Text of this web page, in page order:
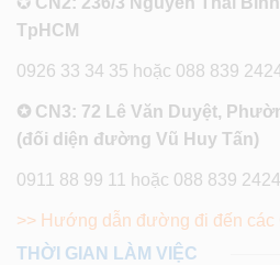
TpHCM
0926 33 34 35 hoặc 088 839
✪ CN3: 72 Lê Văn Duyệt,
(đối diện đường Vũ Huy Tấn)
0911 88 99 11 hoặc 088 839 2424
>> Hướng dẫn đường đi đến các
THỜI GIAN LÀM VIỆC